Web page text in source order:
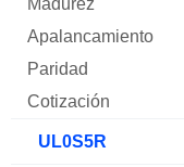
UL0S5R